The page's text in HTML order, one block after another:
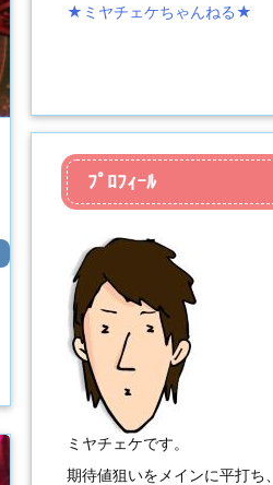
★ミヤチェケちゃんねる★
ﾌﾟﾛﾌｨｰﾙ
ミヤチェケです。
期待値狙いをメインに平打ち、